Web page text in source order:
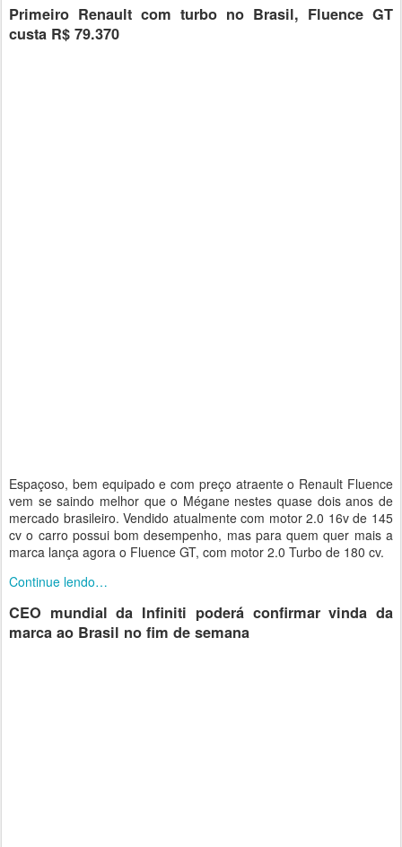
Primeiro Renault com turbo no Brasil, Fluence GT
custa R$ 79.370
Espaçoso, bem equipado e com preço atraente o Renault Fluence
vem se saindo melhor que o Mégane nestes quase dois anos de
mercado brasileiro. Vendido atualmente com motor 2.0 16v de 145
cv o carro possui bom desempenho, mas para quem quer mais a
marca lança agora o Fluence GT, com motor 2.0 Turbo de 180 cv.
Continue lendo…
CEO mundial da Infiniti poderá confirmar vinda da
marca ao Brasil no fim de semana